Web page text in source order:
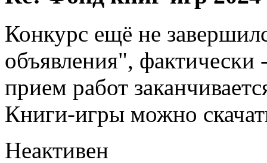
Конкурс ещё не
объявления", фактически
прием работ
Книги-игры можно
Неактивен